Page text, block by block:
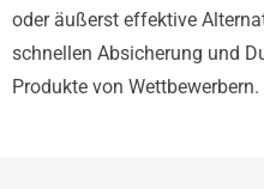
oder äußerst effektive
schnellen Absicherung und
Produkte von Wettbewerbern.